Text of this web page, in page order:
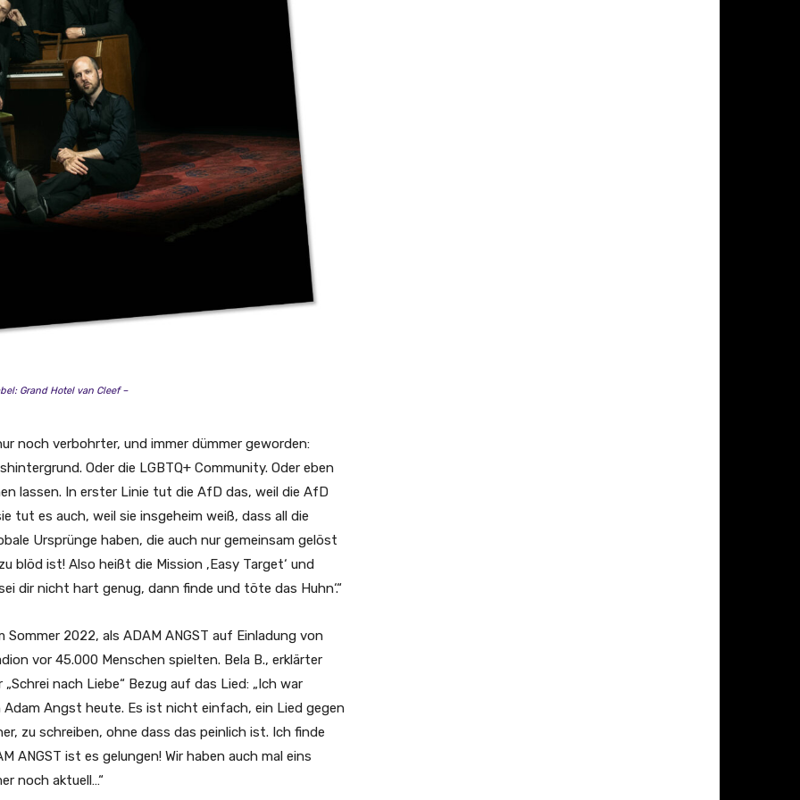
Grand Hotel van Cleef –
noch verbohrter, und immer dümmer geworden:
Oder die LGBTQ+ Community. Oder eben
lassen. In erster Linie tut die AfD das, weil die AfD
tut es auch, weil sie insgeheim weiß, dass all die
Ursprünge haben, die auch nur gemeinsam gelöst
blöd ist! Also heißt die Mission ‚Easy Target‘ und
dir nicht hart genug, dann finde und töte das Huhn‘.“
2022, als ADAM ANGST auf Einladung von
vor 45.000 Menschen spielten. Bela B., erklärter
nach Liebe“ Bezug auf das Lied: „Ich war
Angst heute. Es ist nicht einfach, ein Lied gegen
zu schreiben, ohne dass das peinlich ist. Ich finde
ANGST ist es gelungen! Wir haben auch mal eins
noch aktuell…“